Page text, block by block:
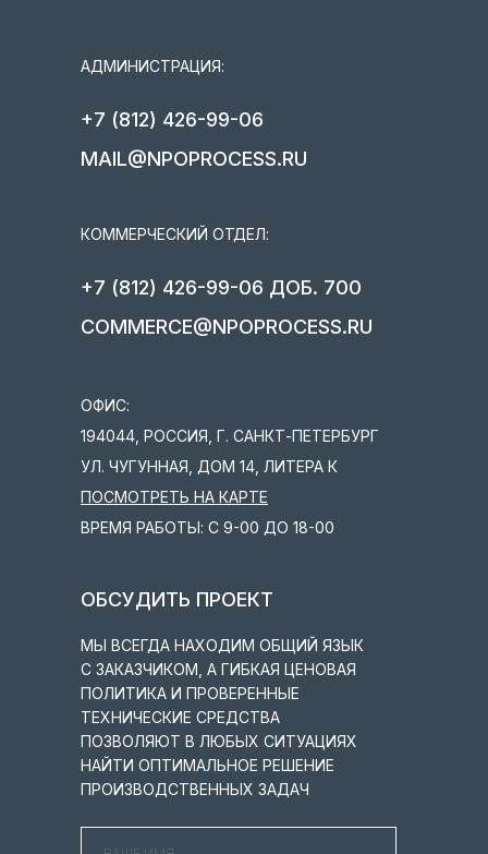
ОБСУДИТЬ ПРОЕКТ
МЫ ВСЕГДА НАХОДИМ ОБЩИЙ ЯЗЫК
С ЗАКАЗЧИКОМ, А ГИБКАЯ ЦЕНОВАЯ
ПОЛИТИКА И ПРОВЕРЕННЫЕ
ТЕХНИЧЕСКИЕ СРЕДСТВА
ПОЗВОЛЯЮТ В ЛЮБЫХ СИТУАЦИЯХ
НАЙТИ ОПТИМАЛЬНОЕ РЕШЕНИЕ
ПРОИЗВОДСТВЕННЫХ ЗАДАЧ
АДМИНИСТРАЦИЯ:
КОММЕРЧЕСКИЙ ОТДЕЛ:
+7 (812) 426-99-06
MAIL@NPOPROCESS.RU
+7 (812) 426-99-06 ДОБ. 700
COMMERCE@NPOPROCESS.RU
ОФИС:
194044, РОССИЯ, Г. САНКТ-ПЕТЕРБУРГ
УЛ. ЧУГУННАЯ, ДОМ 14, ЛИТЕРА К
ПОСМОТРЕТЬ НА КАРТЕ
ВРЕМЯ РАБОТЫ: С 9-00 ДО 18-00